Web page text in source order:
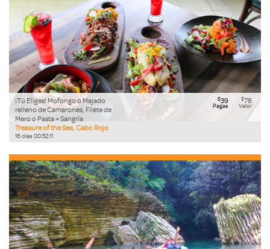
¡Tú Eliges! Mofongo o Majado
relleno de Camarones, Filete de
Mero o Pasta + Sangría
Treasure of the Sea, Cabo Rojo
16días 00:52:09
$39
Pagas
$78
Valor